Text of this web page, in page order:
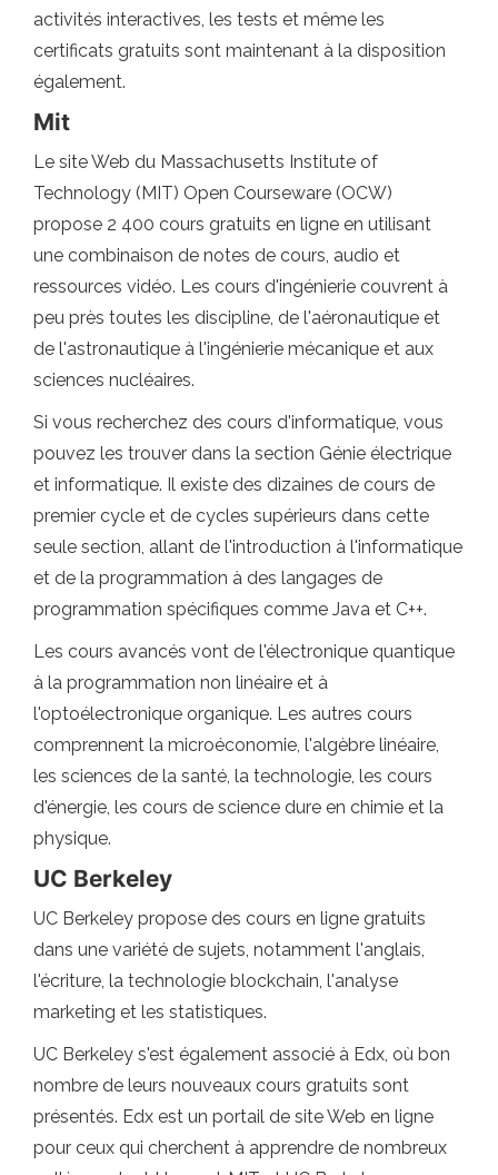
activités interactives, les tests et même les
certificats gratuits sont maintenant à la disposition
également.
Mit
Le site Web du Massachusetts Institute of
Technology (MIT) Open Courseware (OCW)
propose 2 400 cours gratuits en ligne en utilisant
une combinaison de notes de cours, audio et
ressources vidéo. Les cours d'ingénierie couvrent à
peu près toutes les discipline, de l'aéronautique et
de l'astronautique à l'ingénierie mécanique et aux
sciences nucléaires.
Si vous recherchez des cours d'informatique, vous
pouvez les trouver dans la section Génie électrique
et informatique. Il existe des dizaines de cours de
premier cycle et de cycles supérieurs dans cette
seule section, allant de l'introduction à l'informatique
et de la programmation à des langages de
programmation spécifiques comme Java et C++.
Les cours avancés vont de l'électronique quantique
à la programmation non linéaire et à
l'optoélectronique organique. Les autres cours
comprennent la microéconomie, l'algèbre linéaire,
les sciences de la santé, la technologie, les cours
d'énergie, les cours de science dure en chimie et la
physique.
UC Berkeley
UC Berkeley propose des cours en ligne gratuits
dans une variété de sujets, notamment l'anglais,
l'écriture, la technologie blockchain, l'analyse
marketing et les statistiques.
UC Berkeley s'est également associé à Edx, où bon
nombre de leurs nouveaux cours gratuits sont
présentés. Edx est un portail de site Web en ligne
pour ceux qui cherchent à apprendre de nombreux